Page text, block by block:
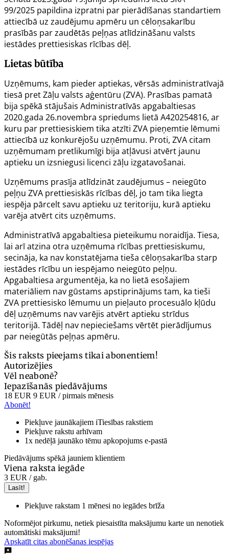
99/2025 papildina izpratni par pierādīšanas standartiem
attiecībā uz zaudējumu apmēru un cēloņsakarību
prasībās par zaudētās peļņas atlīdzināšanu valsts
iestādes prettiesiskas rīcības dēļ.
Lietas būtība
Uzņēmums, kam pieder aptiekas, vērsās administratīvajā
tiesā pret Zāļu valsts aģentūru (ZVA). Prasības pamatā
bija spēkā stājušais Administratīvās apgabaltiesas
2020.gada 26.novembra spriedums lietā A420254816, ar
kuru par prettiesiskiem tika atzīti ZVA pieņemtie lēmumi
attiecībā uz konkurējošu uzņēmumu. Proti, ZVA citam
uzņēmumam pretlikumīgi bija atļāvusi atvērt jaunu
aptieku un izsniegusi licenci zāļu izgatavošanai.
Uzņēmums prasīja atlīdzināt zaudējumus – neiegūto
peļņu ZVA prettiesiskās rīcības dēļ, jo tam tika liegta
iespēja pārcelt savu aptieku uz teritoriju, kurā aptieku
varēja atvērt cits uzņēmums.
Administratīvā apgabaltiesa pieteikumu noraidīja. Tiesa,
lai arī atzina otra uzņēmuma rīcības prettiesiskumu,
secināja, ka nav konstatējama tieša cēloņsakarība starp
iestādes rīcību un iespējamo neiegūto peļņu.
Apgabaltiesa argumentēja, ka no lietā esošajiem
materiāliem nav gūstams apstiprinājums tam, ka tieši
ZVA prettiesisko lēmumu un pieļauto procesuālo kļūdu
dēļ uzņēmums nav varējis atvērt aptieku strīdus
teritorijā. Tādēļ nav nepieciešams vērtēt pierādījumus
par neiegūtās peļņas apmēru.
Šis raksts pieejams tikai abonentiem!
Autorizējies
Vēl neabonē?
Iepazīšanās piedāvājums
18 EUR 9 EUR / pirmais mēnesis
Abonēt!
Piekļuve jaunākajiem iTiesības rakstiem
Piekļuve rakstu arhīvam
1x nedēļā jaunāko tēmu apkopojums e-pastā
Piedāvājums spēkā jauniem klientiem
Viena raksta iegāde
3 EUR / gab.
Lasīt!
Piekļuve rakstam 1 mēnesi no iegādes brīža
Noformējot pirkumu, netiek piesaistīta maksājumu karte un nenotiek
automātiski maksājumi!
Apskatīt citas abonēšanas iespējas